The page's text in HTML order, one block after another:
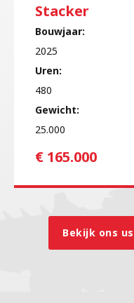
Stacker
Bouwjaar:
2025
Uren:
480
Gewicht:
25.000
€ 165.000
Bekijk ons